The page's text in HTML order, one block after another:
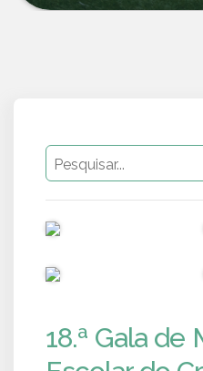
18.ª Gala de